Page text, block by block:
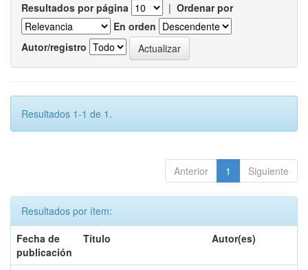
Resultados por página | Ordenar por
En orden
Autor/registro
Resultados 1-1 de 1.
Anterior 1 Siguiente
Resultados por ítem:
Fecha de
publicación
Título Autor(es)